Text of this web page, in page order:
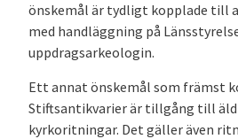
önskemål är tydligt kopplade till
med handläggning på
uppdragsarkeologin.
Ett annat önskemål som främst
Stiftsantikvarier är tillgång till
kyrkoritningar. Det gäller även